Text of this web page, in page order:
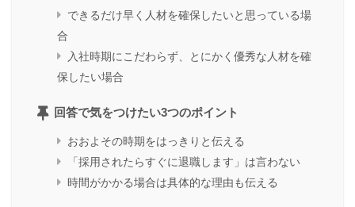
できるだけ早く人材を確保したいと思っている場
合
入社時期にこだわらず、とにかく優秀な人材を確
保したい場合
回答で気をつけたい3つのポイント
おおよその時期をはっきりと伝える
「採用されたらすぐに退職します」は言わない
時間がかかる場合は具体的な理由も伝える